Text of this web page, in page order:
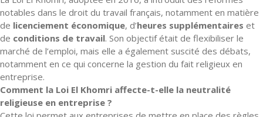
notables dans le droit du travail français, notamment en matière
de licenciement économique, d’heures supplémentaires et
de conditions de travail. Son objectif était de flexibiliser le
marché de l’emploi, mais elle a également suscité des débats,
notamment en ce qui concerne la gestion du fait religieux en
entreprise.
Comment la Loi El Khomri affecte-t-elle la neutralité
religieuse en entreprise ?